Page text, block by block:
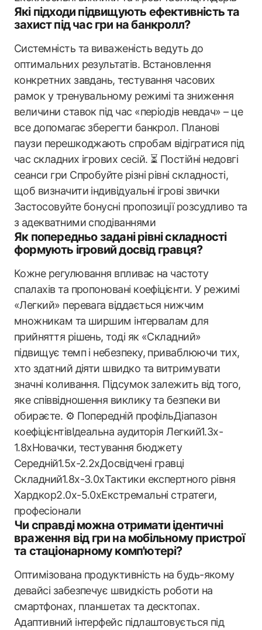
Які підходи підвищують ефективність та
захист під час гри на банкролл?
Системність та виваженість ведуть до
оптимальних результатів. Встановлення
конкретних завдань, тестування часових
рамок у тренувальному режимі та зниження
величини ставок під час «періодів невдач» – це
все допомагає зберегти банкрол. Планові
паузи перешкоджають спробам відігратися під
час складних ігрових сесій. ⏳ Постійні недовгі
сеанси гри Спробуйте різні рівні складності,
щоб визначити індивідуальні ігрові звички
Застосовуйте бонусні пропозиції розсудливо та
з адекватними сподіваннями
Як попередньо задані рівні складності
формують ігровий досвід гравця?
Кожне регулювання впливає на частоту
спалахів та пропоновані коефіцієнти. У режимі
«Легкий» перевага віддається нижчим
множникам та ширшим інтервалам для
прийняття рішень, тоді як «Складний»
підвищує темп і небезпеку, приваблюючи тих,
хто здатний діяти швидко та витримувати
значні коливання. Підсумок залежить від того,
яке співвідношення виклику та безпеки ви
обираєте. ⚙️ Попередній профільДіапазон
коефіцієнтівІдеальна аудиторія Легкий1.3x-
1.8xНовачки, тестування бюджету
Середній1.5x-2.2xДосвідчені гравці
Складний1.8x-3.0xТактики експертного рівня
Хардкор2.0x-5.0xЕкстремальні стратеги,
професіонали
Чи справді можна отримати ідентичні
враження від гри на мобільному пристрої
та стаціонарному комп'ютері?
Оптимізована продуктивність на будь-якому
девайсі забезпечує швидкість роботи на
смартфонах, планшетах та десктопах.
Адаптивний інтерфейс підлаштовується під